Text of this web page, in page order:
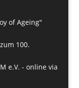
of Ageing"
100.
e.V. - online via